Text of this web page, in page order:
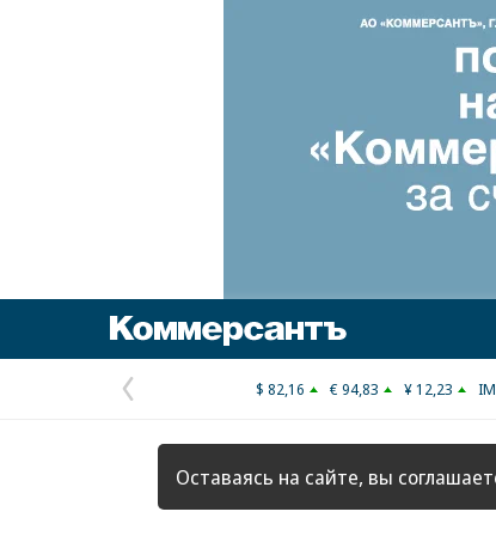
Предыдущая
страница
$ 82,16 € 94,83 ¥ 12,23
Оставаясь на сайте, вы